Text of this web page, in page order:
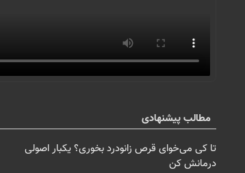
مطالب پیشنهادی
تا کی می‌خوای قرص زانودرد بخوری؟ یکبار اصولی
درمانش کن